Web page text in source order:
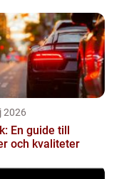
2026
En guide till
och kvaliteter